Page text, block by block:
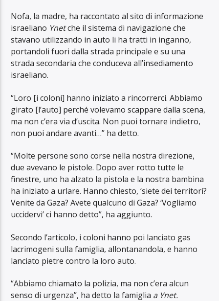
Nofa, la madre, ha raccontato al sito di informazione
israeliano Ynetche il sistema di navigazione che
stavano utilizzando in auto li ha tratti in inganno,
portandoli fuori dalla strada principale e su una
strada secondaria che conduceva all’insediamento
israeliano.
“Loro [i coloni] hanno iniziato a rincorrerci. Abbiamo
girato [l’auto] perché volevamo scappare dalla scena,
ma non c’era via d’uscita. Non puoi tornare indietro,
non puoi andare avanti…” ha detto.
“Molte persone sono corse nella nostra direzione,
due avevano le pistole. Dopo aver rotto tutte le
finestre, uno ha alzato la pistola e la nostra bambina
ha iniziato a urlare. Hanno chiesto, ‘siete dei territori?
Venite da Gaza? Avete qualcuno di Gaza? ‘Vogliamo
uccidervi’ ci hanno detto”, ha aggiunto.
Secondo l’articolo, i coloni hanno poi lanciato gas
lacrimogeni sulla famiglia, allontanandola, e hanno
lanciato pietre contro la loro auto.
“Abbiamo chiamato la polizia, ma non c’era alcun
senso di urgenza”, ha detto la famiglia a Ynet.